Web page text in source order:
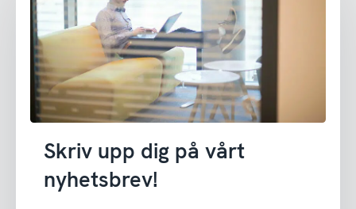
Skriv upp dig på vårt
nyhetsbrev!